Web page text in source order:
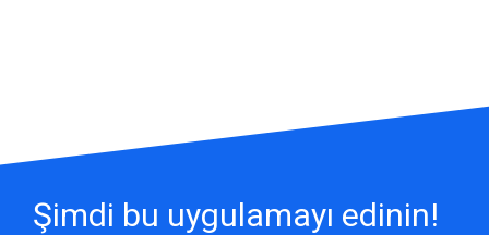
Şimdi bu uygulamayı edinin!